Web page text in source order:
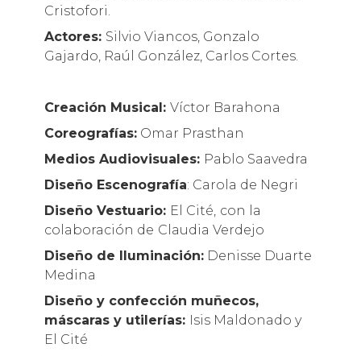
Cristofori.
Actores: Silvio Viancos, Gonzalo
Gajardo, Raúl González, Carlos Cortes.
Creación Musical: Víctor Barahona
Coreografías:Omar Prasthan
Medios Audiovisuales: Pablo Saavedra
Diseño Escenografía: Carola de Negri
Diseño Vestuario: El Cité, con la
colaboración de Claudia Verdejo
Diseño de Iluminación:Denisse Duarte
Medina
Diseño y confección muñecos,
máscaras y utilerías: Isis Maldonado y
El Cité